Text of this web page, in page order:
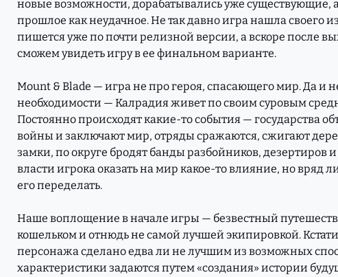
новые возможности, дорабатывались уже существующие,
прошлое как неудачное. Не так давно игра нашла своего
пишется уже по почти релизной версии, а вскоре после
сможем увидеть игру в ее финальном варианте.
Mount & Blade — игра не про героя, спасающего мир. Да и
необходимости — Калрадия живет по своим суровым
Постоянно происходят какие-то события — государства
войны и заключают мир, отряды сражаются, сжигают
замки, по округе бродят банды разбойников, дезертиров
власти игрока оказать на мир какое-то влияние, но вряд
его переделать.
Наше воплощение в начале игры — безвестный
кошельком и отнюдь не самой лучшей экипировкой.
персонажа сделано едва ли не лучшим из возможных
характеристики задаются путем «создания» истории